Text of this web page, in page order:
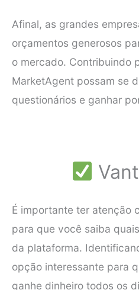
Afinal, as grandes
orçamentos generosos
o mercado. Contribuindo
MarketAgent possam se
questionários e ganhar
É importante ter atenção
para que você saiba
da plataforma.
opção interessante para
ganhe dinheiro todos os